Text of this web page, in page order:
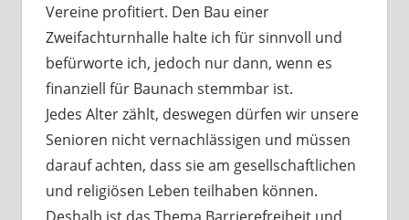
Vereine profitiert. Den Bau einer
Zweifachturnhalle halte ich für sinnvoll und
befürworte ich, jedoch nur dann, wenn es
finanziell für Baunach stemmbar ist.
Jedes Alter zählt, deswegen dürfen wir unsere
Senioren nicht vernachlässigen und müssen
darauf achten, dass sie am gesellschaftlichen
und religiösen Leben teilhaben können.